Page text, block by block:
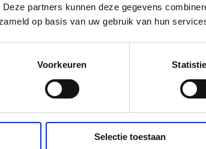
partners kunnen deze gegevens
op basis van uw gebruik van hun
Voorkeuren
Selectie toestaan